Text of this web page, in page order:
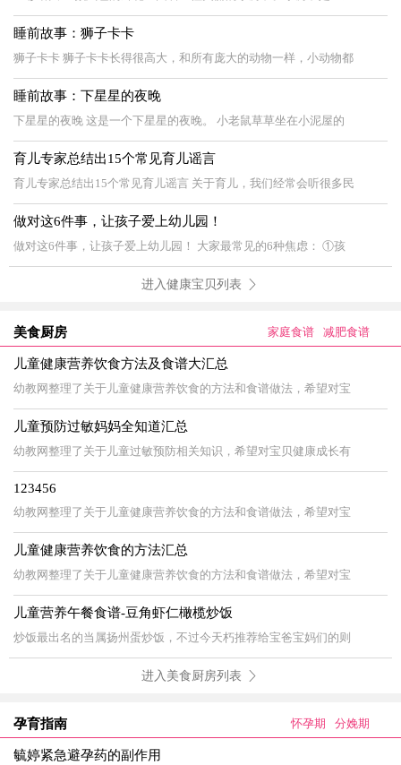
睡前故事：狮子卡卡
狮子卡卡 狮子卡卡长得很高大，和所有庞大的动物一样，小动物都
睡前故事：下星星的夜晚
下星星的夜晚 这是一个下星星的夜晚。 小老鼠草草坐在小泥屋的
育儿专家总结出15个常见育儿谣言
育儿专家总结出15个常见育儿谣言 关于育儿，我们经常会听很多民
做对这6件事，让孩子爱上幼儿园！
做对这6件事，让孩子爱上幼儿园！ 大家最常见的6种焦虑： ①孩
进入健康宝贝列表
美食厨房 家庭食谱 减肥食谱
儿童健康营养饮食方法及食谱大汇总
幼教网整理了关于儿童健康营养饮食的方法和食谱做法，希望对宝
儿童预防过敏妈妈全知道汇总
幼教网整理了关于儿童过敏预防相关知识，希望对宝贝健康成长有
123456
幼教网整理了关于儿童健康营养饮食的方法和食谱做法，希望对宝
儿童健康营养饮食的方法汇总
幼教网整理了关于儿童健康营养饮食的方法和食谱做法，希望对宝
儿童营养午餐食谱-豆角虾仁橄榄炒饭
炒饭最出名的当属扬州蛋炒饭，不过今天朽推荐给宝爸宝妈们的则
进入美食厨房列表
孕育指南 怀孕期 分娩期
毓婷紧急避孕药的副作用